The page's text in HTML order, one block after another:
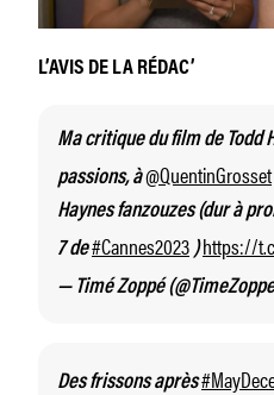
L’AVIS DE LA RÉDAC’
Ma critique du film de Todd
passions, à@QuentinGrosset
Haynes fanzouzes (dur à
7 de#Cannes2023 )https://
— Timé Zoppé
Des frissons après